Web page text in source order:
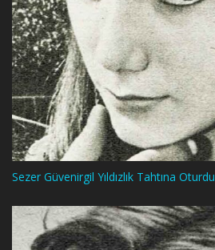
Sezer Güvenirgil Yıldızlık Tahtına Oturdu